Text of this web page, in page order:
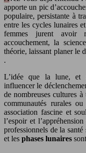
apporte un pic
populaire, persistante à
entre les cycles lunaires
femmes jurent avoir
accouchement, la
théorie, laissant planer le
.
L’idée que la lune, et
influencer le
de nombreuses cultures
communautés rurales
association fascine et
l’espoir et
professionnels de la
et les phases lunaires